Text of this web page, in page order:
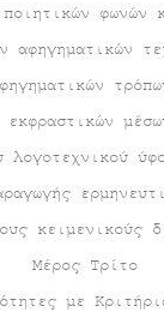
φωνών
αφηγηματικών
εκφραστικών
λογοτεχνικού
κειμενικούς
Μέρος Τρίτο
με